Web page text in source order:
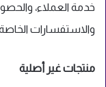
خدمة العملاء،
والاستفسارات
منتجات غير أصلية